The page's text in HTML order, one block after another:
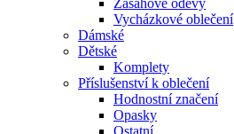
Zásahové oděvy
Vycházkové oblečení
Dámské
Dětské
Komplety
Příslušenství k oblečení
Hodnostní značení
Opasky
Ostatní